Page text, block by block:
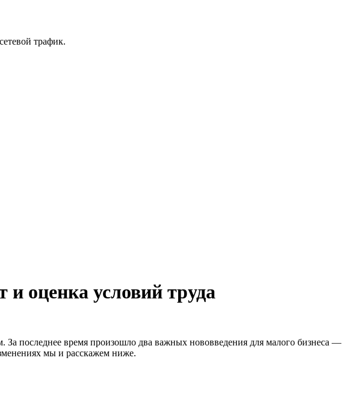
трафик.
и оценка условий труда
последнее время произошло два важных нововведения для малого бизнеса —
мы и расскажем ниже.